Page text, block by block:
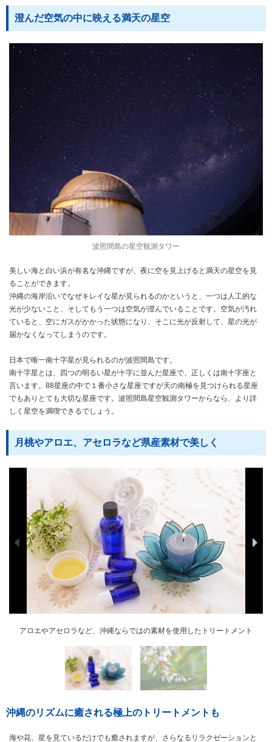
澄んだ空気の中に映える満天の星空
波照間島の星空観測タワー
美しい海と白い浜が有名な沖縄ですが、夜に空を見上げると満天の星空を見
ることができます。
沖縄の海岸沿いでなぜキレイな星が見られるのかというと、一つは人工的な
光が少ないこと、そしてもう一つは空気が澄んでいることです。空気が汚れ
ていると、空にガスがかかった状態になり、そこに光が反射して、星の光が
届かなくなってしまうのです。
日本で唯一南十字星が見られるのが波照間島です。
南十字星とは、四つの明るい星が十字に並んだ星座で、正しくは南十字座と
言います。88星座の中で１番小さな星座ですが天の南極を見つけられる星座
でもありとても大切な星座です。波照間島星空観測タワーからなら、より詳
しく星空を満喫できるでしょう。
月桃やアロエ、アセロラなど県産素材で美しく
アロエやアセロラなど、沖縄ならではの素材を使用したトリートメント
美容効果が注目される月桃
沖縄のリズムに癒される極上のトリートメントも
海や花、星を見ているだけでも癒されますが、さらなるリラクゼーションと